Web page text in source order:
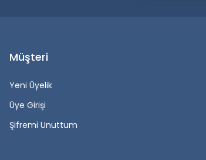
Müşteri
Yeni Üyelik
Üye Girişi
Şifremi Unuttum